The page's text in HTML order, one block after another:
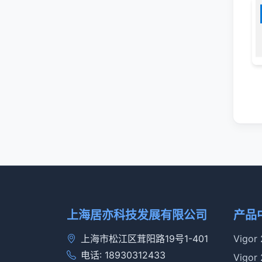
上海居亦科技发展有限公司
上海市松江区茸阳路19号1-401
电话: 18930312433
产品
Vigor
Vigor